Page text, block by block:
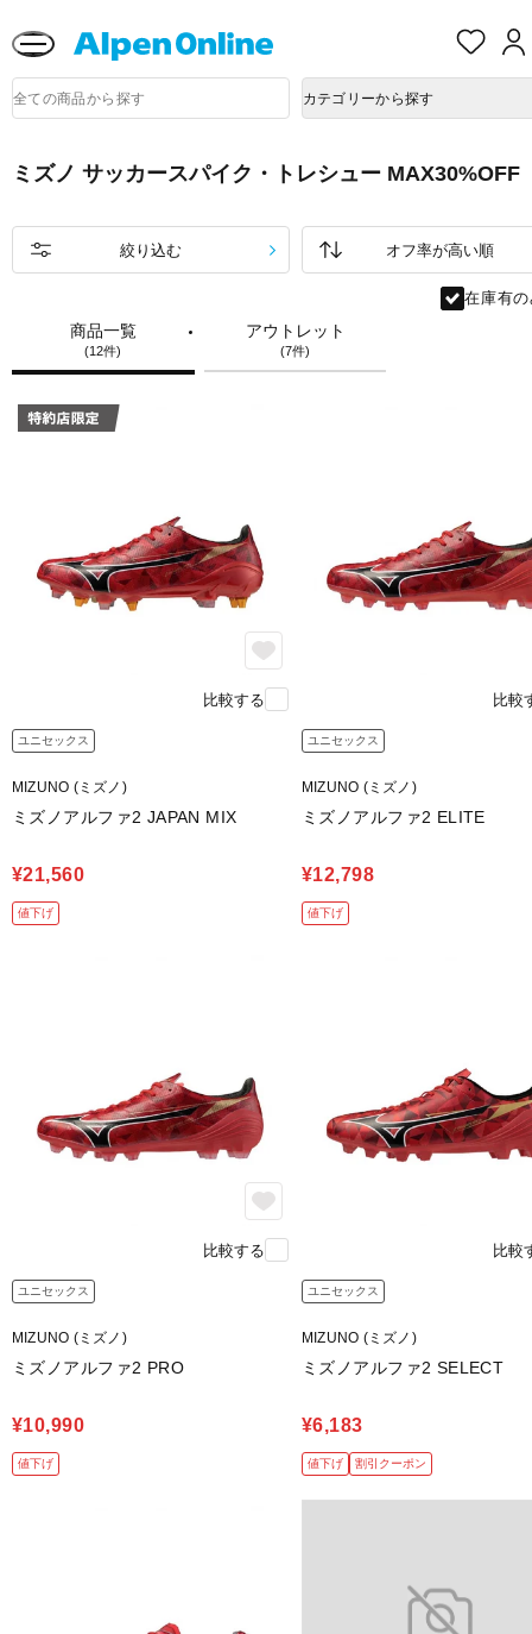
気
商
品
索
カテゴリーから探す
ミズノ サッカースパイク・トレシュー MAX30%OFF
商品一覧
(12件)
アウトレット
(7件)
絞り込む
在庫有
比較する
ユニセックス
MIZUNO (ミズノ)
ミズノアルファ2 JAPAN MIX
¥21,560
値下げ
比較
ユニセックス
MIZUNO (ミズノ)
ミズノアルファ2 ELITE
¥12,798
値下げ
比較する
ユニセックス
MIZUNO (ミズノ)
ミズノアルファ2 PRO
¥10,990
値下げ
比較
ユニセックス
MIZUNO (ミズノ)
ミズノアルファ2 SELECT
¥6,183
値下げ 割引クーポン